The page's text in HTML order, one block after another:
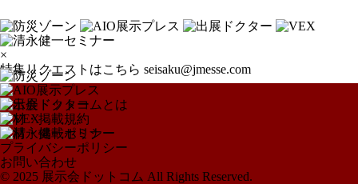
×
特集リクエストはこちら seisaku@jmesse.com
展示会ドットコムとは
取材・掲載規約
取材・掲載ポリシー
プライバシーポリシー
お問い合わせ
© 2025 展示会ドットコム All Rights Reserved.